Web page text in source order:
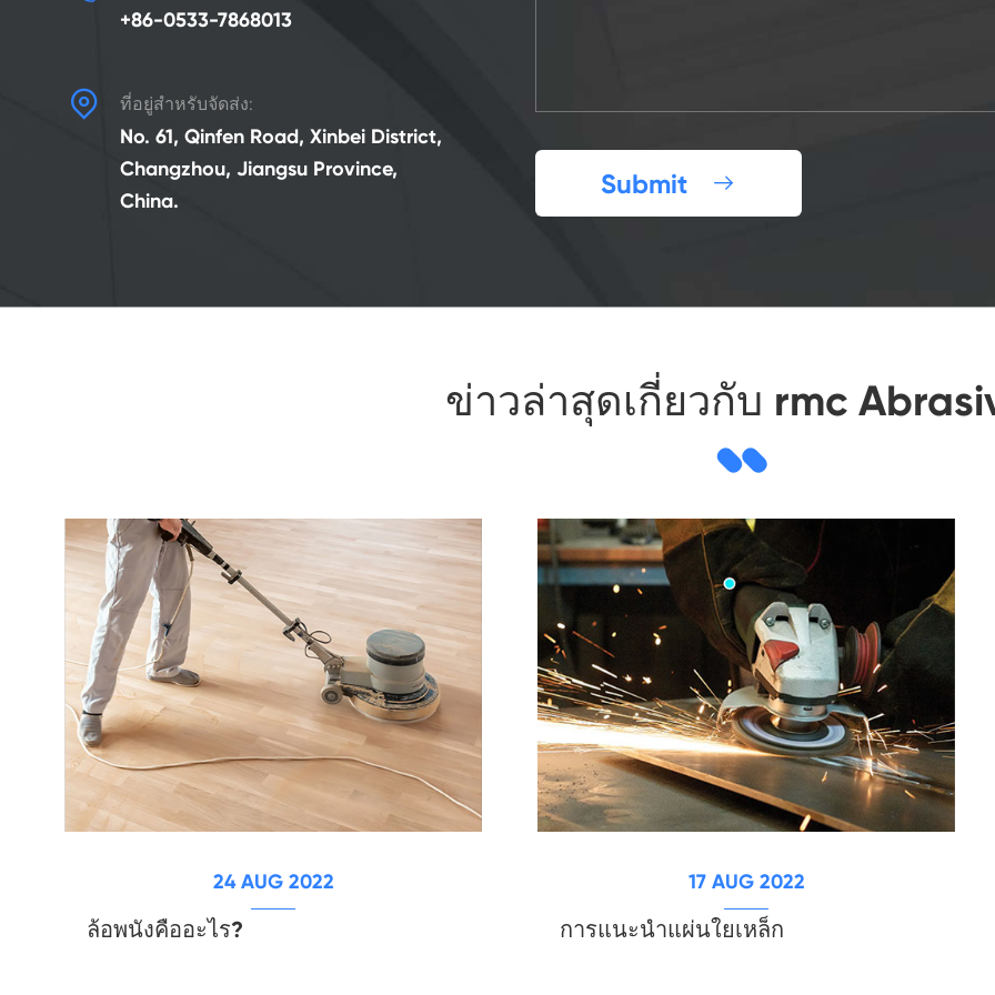
+86-0533-7868013
 ที่อยู่สำหรับจัดส่ง:
No. 61, Qinfen Road, Xinbei District,
Changzhou, Jiangsu Province,
China.
Submit 
ข่าวล่าสุดเกี่ยวกับ rmc
24 AUG 2022
ล้อพนังคืออะไร?
17 AUG 2022
การแนะนำแผ่นใยเหล็ก